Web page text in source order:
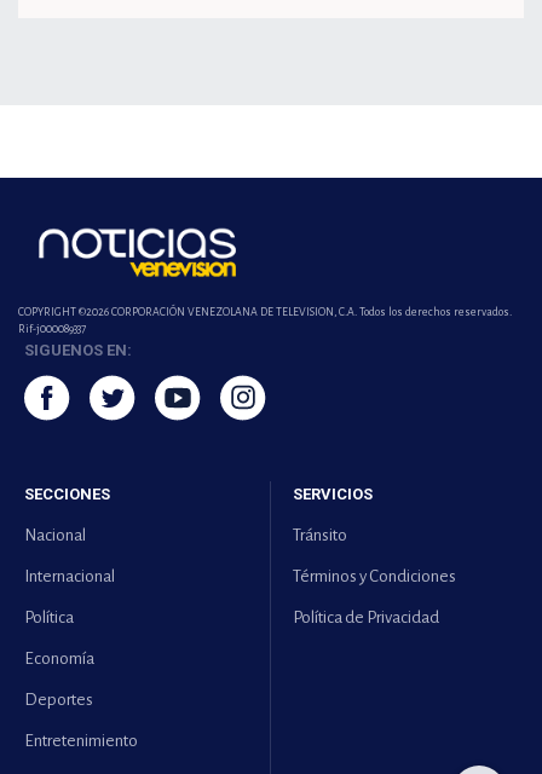
COPYRIGHT ©2026 CORPORACIÓN VENEZOLANA DE TELEVISION, C.A. Todos los derechos reservados.
Rif-j000089337
SIGUENOS EN:
SECCIONES
Nacional
Internacional
Política
Economía
Deportes
Entretenimiento
SERVICIOS
Tránsito
Términos y Condiciones
Política de Privacidad